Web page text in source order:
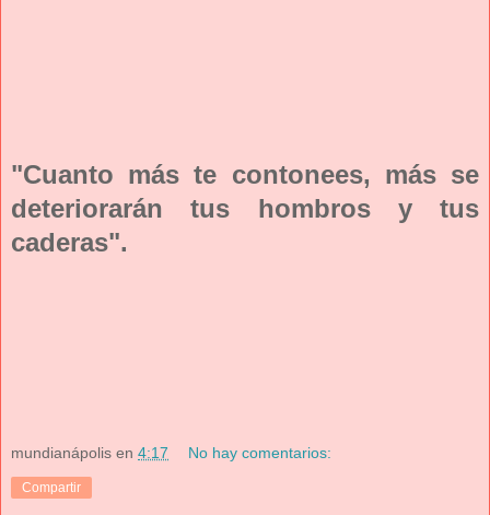
"Cuanto más te contonees, más se
deteriorarán tus hombros y tus
caderas".
mundianápolis en 4:17 No hay comentarios:
Compartir